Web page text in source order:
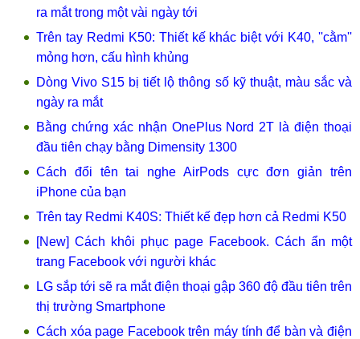
ra mắt trong một vài ngày tới
Trên tay Redmi K50: Thiết kế khác biệt với K40, ''cằm''
mỏng hơn, cấu hình khủng
Dòng Vivo S15 bị tiết lộ thông số kỹ thuật, màu sắc và
ngày ra mắt
Bằng chứng xác nhận OnePlus Nord 2T là điện thoại
đầu tiên chạy bằng Dimensity 1300
Cách đổi tên tai nghe AirPods cực đơn giản trên
iPhone của bạn
Trên tay Redmi K40S: Thiết kế đẹp hơn cả Redmi K50
[New] Cách khôi phục page Facebook. Cách ẩn một
trang Facebook với người khác
LG sắp tới sẽ ra mắt điện thoại gập 360 độ đầu tiên trên
thị trường Smartphone
Cách xóa page Facebook trên máy tính để bàn và điện